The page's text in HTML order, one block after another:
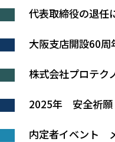
代表取締役の退任
大阪支店開設60周
株式会社プロテク
2025年 安全祈願
内定者イベント